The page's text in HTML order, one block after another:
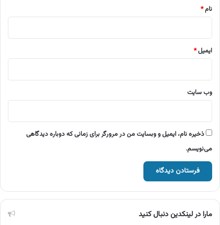
نام*
ایمیل*
وب‌ سایت
ذخیره نام، ایمیل و وبسایت من در مرورگر برای زمانی که دوباره دیدگاهی
می‌نویسم.
مارا در لینکدین دنبال کنید